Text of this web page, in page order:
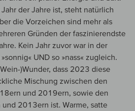
der Jahre ist, steht natürlich
die Vorzeichen sind mehr als
Gründen der faszinierendste
Kein Jahr zuvor war in der
UND so »nass« zugleich.
)Wunder, dass 2023 diese
Mischung zwischen den
und 2019ern, sowie den
2013ern ist. Warme, satte